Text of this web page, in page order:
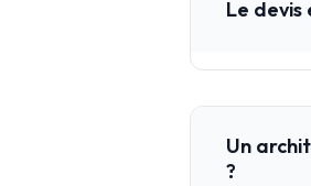
Le
Un
?